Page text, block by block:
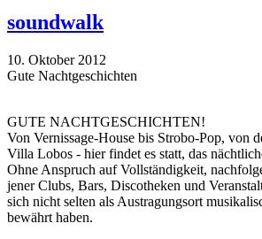
soundwalk
10. Oktober 2012
Gute Nachtgeschichten
GUTE NACHTGESCHICHTEN!
Von Vernissage-House bis Strobo-Pop, von
Villa Lobos - hier findet es statt, das
Ohne Anspruch auf Vollständigkeit,
jener Clubs, Bars, Discotheken und
sich nicht selten als Austragungsort
bewährt haben.